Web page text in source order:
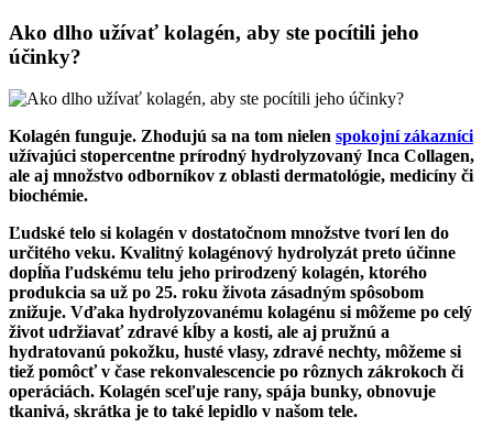
Ako dlho užívať kolagén, aby ste pocítili jeho
účinky?
Kolagén funguje. Zhodujú sa na tom nielen spokojní zákazníci
užívajúci stopercentne prírodný hydrolyzovaný Inca Collagen,
ale aj množstvo odborníkov z oblasti dermatológie, medicíny či
biochémie.
Ľudské telo si kolagén v dostatočnom množstve tvorí len do
určitého veku. Kvalitný kolagénový hydrolyzát preto účinne
dopĺňa ľudskému telu jeho prirodzený kolagén, ktorého
produkcia sa už po 25. roku života zásadným spôsobom
znižuje. Vďaka hydrolyzovanému kolagénu si môžeme po celý
život udržiavať zdravé kĺby a kosti, ale aj pružnú a
hydratovanú pokožku, husté vlasy, zdravé nechty, môžeme si
tiež pomôcť v čase rekonvalescencie po rôznych zákrokoch či
operáciách. Kolagén sceľuje rany, spája bunky, obnovuje
tkanivá, skrátka je to také lepidlo v našom tele.